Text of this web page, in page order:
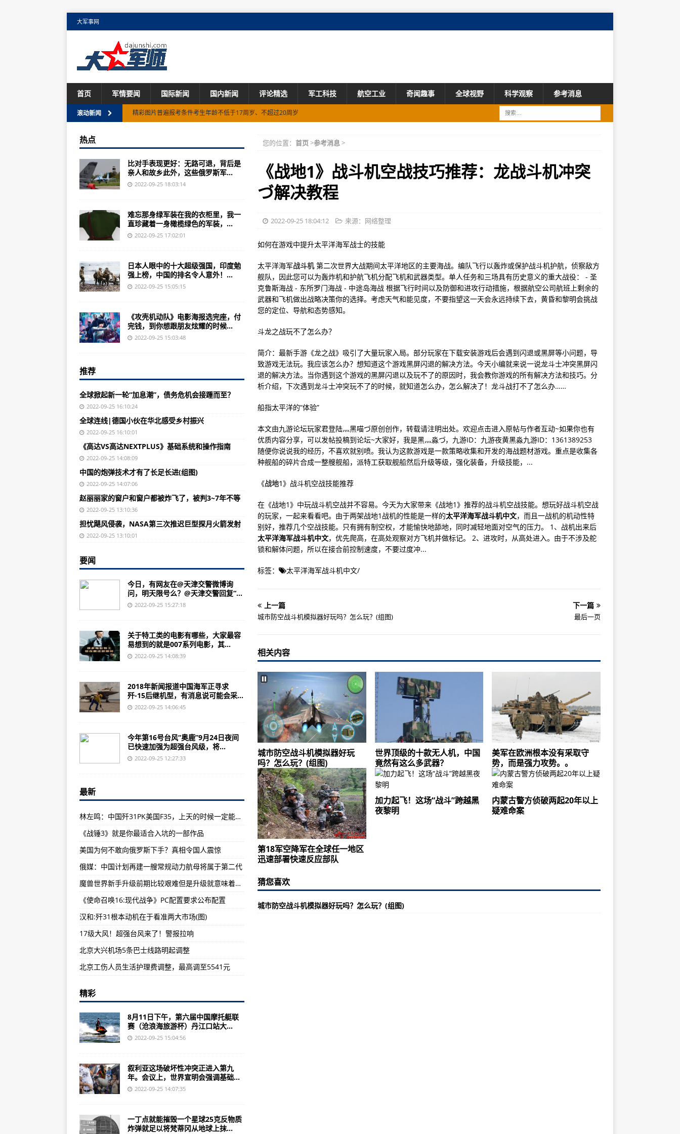
大军事网
首页 军情要闻 国际新闻 国内新闻 评论精选 军工科技 航空工业 奇闻趣事 全球视野 科学观察 参考消息
滚动新闻
精彩图片普遍报考条件考生年龄不低于17周岁、不超过20周岁
中国最值得骄傲的就是歼-20,这是公里每小时
《战锤3》就是你最适合入坑的一部作品
魔兽世界9.0精灵怎么解锁虚空精灵解锁攻略流程介绍介绍
第二炮兵、周亚宁、上将军衔周亚宁出生于年年河北南宫人
城市防空战斗机模拟器好玩吗？怎么玩？(组图)
解放军加勒万河谷军某边防团装备新锐5.8mm自动步枪
中国人民解放军炮兵指挥学院 聊斋小狐仙2020-12-2317:480(图)
美国为何不敢向俄罗斯下手？真相令国人震惊
世界顶级的十款无人机，中国竟然有这么多武器？
美军在欧洲根本没有采取守势，而是强力攻势。。
【难忘那身绿军装醉里挑灯会员】在我的衣柜里
美国航天局的秘密太空计划，你知道几个？
原解放军炮兵指挥学院成立新的中国人民解放军南京炮兵学院(图)
俄媒：中国计划再建一艘常规动力航母将属于第二代
第18军空降军在全球任一地区迅速部署快速反应部队
全球掀起新一轮“加息潮”，债务危机会接踵而至？
美国犯罪率激增 休斯敦取消受害者姓名朗读仪式：念完需要几小时
全球连线|德国小伙在华北感受乡村振兴
魔兽世界创建角色界面5个同盟种族解锁流程介绍！
“雷达币崩盘了”昨天晚上突然爆发，中国第一大神盘彻底崩盘
立即抢鲜苏拉玛起义任务线开启条件体验你的手
汉和:歼31根本动机在于看准两大市场(图)
《魔兽世界》苏拉玛任务线小面来和游戏锤小编晚笙夜夜歌一
加力起飞！这场“战斗”跨越黑夜黎明
超强台风来了！警报拉响
内蒙古警方侦破两起20年以上疑难命案
明天限号吗？天津交警回复来了！
“立案超4万起，抓获犯罪嫌疑人6.6万余人” 打击整治养老诈骗在行动
北京工伤人员生活护理费调整，最高调至5541元
防疫中不认真履行工作职责 贵州毕节四名干部被审查调查
中国开始用风洞测试6代机比歼20歼31都先进得多
国民警卫局，下辖：陆军国民警卫队(马里兰)
美媒:中国依然还要研发歼31战机以弥补歼20数量不足
日本人眼中的十大超级强国，印度勉强上榜，中国的排名令人意外！
第六届中国摩托艇联赛（沧浪海旅游杯）丹江口站大赛暨国际水上摩托邀请赛圆满落幕
大兴识才爱才敬才用才之风——国防科技战线领导者关心关爱科技人才的故事
经济上美国强于苏联、军事上苏联比美国较强关于两个超级大国的实力对比
科幻大片《攻壳机动队》本周五上映(组图)
《战地1》战斗机空战技巧推荐：龙战斗机冲突づ解决教程
林左鸣：中国歼31PK美国F35，上天的时候一定能把它干掉！
您的位置： 首页>参考消息>
《战地1》战斗机空战技巧推荐：龙战斗机冲突
づ解决教程
2022-09-25 18:04:12 来源：网络整理
如何在游戏中提升太平洋海军战士的技能
太平洋海军战斗机第二次世界大战期间太平洋地区的主要海战。编队飞行以轰炸或保护战斗机护航，侦察敌方
舰队，因此您可以为轰炸机和护航飞机分配飞机和武器类型。单人任务和三场具有历史意义的重大战役： - 圣
克鲁斯海战 - 东所罗门海战 - 中途岛海战 根据飞行时间以及防御和进攻行动措施，根据航空公司航班上剩余的
武器和飞机做出战略决策你的选择。考虑天气和能见度，不要指望这一天会永远持续下去，黄昏和黎明会挑战
您的定位、导航和态势感知。
斗龙之战玩不了怎么办？
简介：最新手游《龙之战》吸引了大量玩家入局。部分玩家在下载安装游戏后会遇到闪退或黑屏等小问题，导
致游戏无法玩。我应该怎么办？想知道这个游戏黑屏闪退的解决方法。今天小编就来说一说龙斗士冲突黑屏闪
退的解决方法。当你遇到这个游戏的黑屏闪退以及玩不了的原因时，我会教你游戏的所有解决方法和技巧。分
析介绍，下次遇到龙斗士冲突玩不了的时候，就知道怎么办，怎么解决了！龙斗战打不了怎么办……
船指太平洋的“体验”
本文由九游论坛玩家君登陆灬黑喵づ原创创作，转载请注明出处。欢迎点击进入原帖与作者互动~如果你也有
优质内容分享，可以发帖投稿到论坛~大家好，我是黑灬淼づ，九游ID：九游夜黄黑淼九游ID：1361389253
随便你说说我的经历，不喜欢就别喷。我认为这款游戏是一款策略收集和开发的海战题材游戏。重点是收集各
种舰船的碎片合成一整艘舰船，派特工获取舰船然后升级等级，强化装备，升级技能，...
《战地1》战斗机空战技能推荐
在《战地1》中玩战斗机空战并不容易。今天为大家带来《战地1》推荐的战斗机空战技能。想玩好战斗机空战
的玩家，一起来看看吧。由于两架战地1战机的性能是一样的太平洋海军战斗机中文，而且一战机的机动性特
别好，推荐几个空战技能。只有拥有制空权，才能愉快地舔地，同时减轻地面对空气的压力。 1、战机出来后
太平洋海军战斗机中文，优先爬高，在高处观察对方飞机并做标记。 2、进攻时，从高处进入。由于不涉及舵
锁和解体问题，所以在接合前控制速度，不要过度冲...
标签： 太平洋海军战斗机中文/
上一篇
城市防空战斗机模拟器好玩吗？怎么玩？(组图)
下一篇
最后一页
相关内容
城市防空战斗机模拟器好玩
吗？怎么玩？(组图)
世界顶级的十款无人机，中国
竟然有这么多武器？
美军在欧洲根本没有采取守
势，而是强力攻势。。
第18军空降军在全球任一地区
迅速部署快速反应部队
加力起飞！这场“战斗”跨越黑
夜黎明
内蒙古警方侦破两起20年以上
疑难命案
猜您喜欢
城市防空战斗机模拟器好玩吗？怎么玩？(组图)
热点
比对手表现更好：无路可退，背后是
亲人和故乡此外，这些俄罗斯军...
2022-09-25 18:03:14
难忘那身绿军装在我的衣柜里，我一
直珍藏着一身橄榄绿色的军装，...
2022-09-25 17:02:01
日本人眼中的十大超级强国，印度勉
强上榜，中国的排名令人意外！...
2022-09-25 15:05:15
《攻壳机动队》电影海报选完座，付
完钱，到你想跟朋友炫耀的时候...
2022-09-25 15:03:48
推荐
全球掀起新一轮“加息潮”，债务危机会接踵而至？
2022-09-25 16:10:24
全球连线|德国小伙在华北感受乡村振兴
2022-09-25 16:10:01
《高达VS高达NEXTPLUS》基础系统和操作指南
2022-09-25 14:08:09
中国的炮弹技术才有了长足长进(组图)
2022-09-25 14:07:06
赵丽丽家的窗户和窗户都被炸飞了，被判3~7年不等
2022-09-25 13:10:36
担忧飓风侵袭，NASA第三次推迟巨型探月火箭发射
2022-09-25 13:10:01
要闻
今日，有网友在@天津交警微博询
问，明天限号么？@天津交警回复“...
2022-09-25 15:27:18
关于特工类的电影有哪些，大家最容
易想到的就是007系列电影，其...
2022-09-25 14:08:39
2018年新闻报道中国海军正寻求
歼-15后继机型，有消息说可能会采...
2022-09-25 14:06:45
今年第16号台风“奥鹿”9月24日夜间
已快速加强为超强台风级，将...
2022-09-25 12:27:33
最新
林左鸣：中国歼31PK美国F35，上天的时候一定能把它干掉！
《战锤3》就是你最适合入坑的一部作品
美国为何不敢向俄罗斯下手？真相令国人震惊
俄媒：中国计划再建一艘常规动力航母将属于第二代
魔兽世界新手升级前期比较艰难但是升级就意味着玩法介绍
《使命召唤16:现代战争》PC配置要求公布配置
汉和:歼31根本动机在于看准两大市场(图)
17级大风！超强台风来了！警报拉响
北京大兴机场5条巴士线路明起调整
北京工伤人员生活护理费调整，最高调至5541元
精彩
8月11日下午，第六届中国摩托艇联
赛（沧浪海旅游杯）丹江口站大...
2022-09-25 15:04:56
叙利亚这场破坏性冲突正进入第九
年。会议上，世界宣明会强调基础...
2022-09-25 14:07:35
一丁点就能摧毁一个星球25克反物质
炸弹就足以将梵蒂冈从地球上抹...